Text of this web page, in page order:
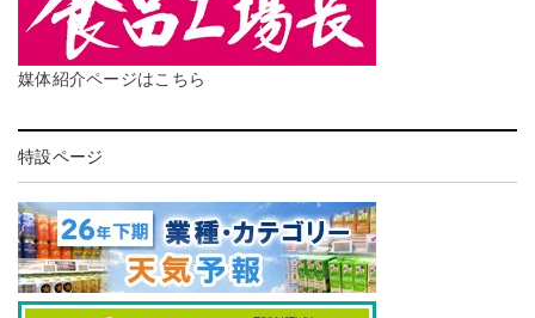
媒体紹介ページはこちら
特設ページ